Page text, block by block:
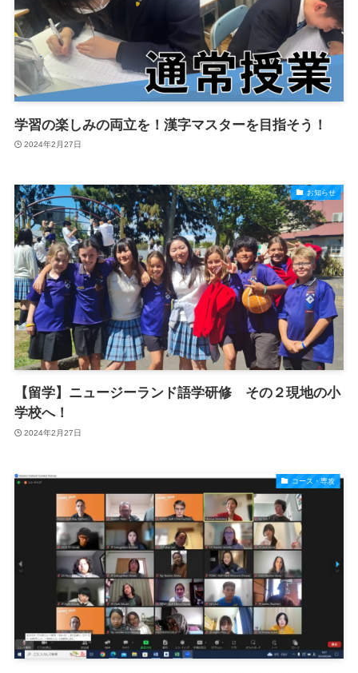
学習の楽しみの両立を！漢字マスターを目指そう！
2024年2月27日
お知らせ
【留学】ニュージーランド語学研修 その２現地の小
学校へ！
2024年2月27日
コース・専攻